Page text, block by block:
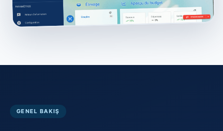
GENEL BAKIŞ